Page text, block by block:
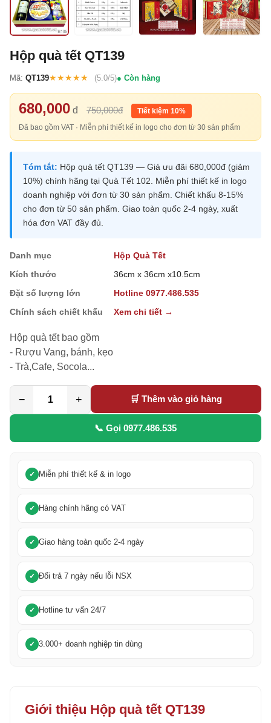
Hộp quà tết QT139
Mã: QT139★★★★★ (5.0/5) Còn hàng
680,000 đ 750,000đ
Tiết kiệm 10%
Đã bao gồm VAT · Miễn phí thiết kế in logo cho đơn từ 30 sản phẩm
Tóm tắt: Hộp quà tết QT139 — Giá ưu đãi 680,000đ (giảm
10%) chính hãng tại Quà Tết 102. Miễn phí thiết kế in logo
doanh nghiệp với đơn từ 30 sản phẩm. Chiết khấu 8-15%
cho đơn từ 50 sản phẩm. Giao toàn quốc 2-4 ngày, xuất
hóa đơn VAT đầy đủ.
Danh mục
Hộp Quà Tết
Kích thước
36cm x 36cm x10.5cm
Đặt số lượng lớn
Hotline 0977.486.535
Chính sách chiết khấu
Xem chi tiết →
Hộp quà tết bao gồm
- Rượu Vang, bánh, kẹo
- Trà,Cafe, Socola...
− + 🛒 Thêm vào giỏ hàng
📞 Gọi 0977.486.535
Miễn phí thiết kế & in logo
Hàng chính hãng có VAT
Giao hàng toàn quốc 2-4 ngày
Đổi trả 7 ngày nếu lỗi NSX
Hotline tư vấn 24/7
3.000+ doanh nghiệp tin dùng
Giới thiệu Hộp quà tết QT139